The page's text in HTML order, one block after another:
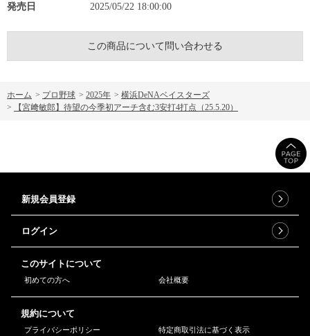
発売日 2025/05/22 18:00:00
この商品について問い合わせる
ホーム > プロ野球 > 2025年 > 横浜DeNAベイスターズ
>
【宮﨑敏郎】待望の今季初アーチ含む3安打4打点（25.5.20）
新規会員登録
ログイン
このサイトについて
初めての方へ 会社概要
規約について
プライバシーポリシー 特定商取引法に基づく表示